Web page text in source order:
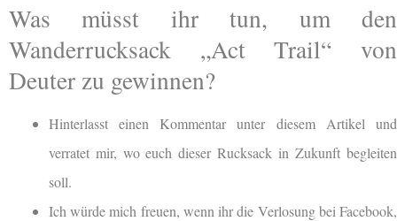
Was müsst ihr tun, um den
Wanderrucksack „Act Trail“ von
Deuter zu gewinnen?
Hinterlasst einen Kommentar unter diesem Artikel und
verratet mir, wo euch dieser Rucksack in Zukunft begleiten
soll.
Ich würde mich freuen, wenn ihr die Verlosung bei Facebook,